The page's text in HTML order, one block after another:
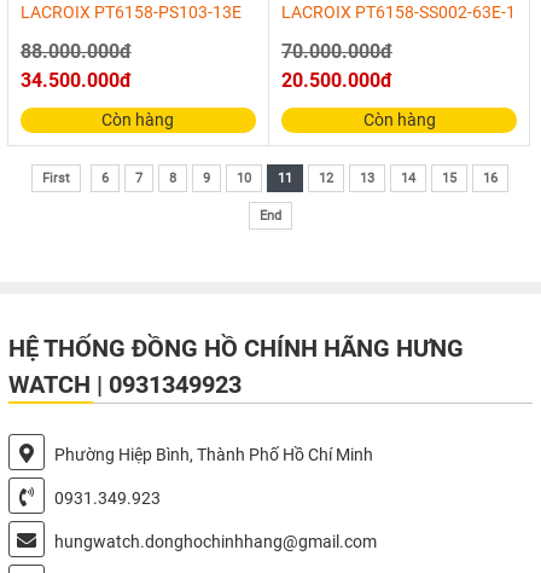
LACROIX PT6158-PS103-13E
88.000.000đ
34.500.000đ
Còn hàng
LACROIX PT6158-SS002-63E-1
70.000.000đ
20.500.000đ
Còn hàng
First 6 7 8 9 10 11 12 13 14 15 16
End
HỆ THỐNG ĐỒNG HỒ CHÍNH HÃNG HƯNG
WATCH | 0931349923
Phường Hiệp Bình, Thành Phố Hồ Chí Minh
0931.349.923
hungwatch.donghochinhhang@gmail.com